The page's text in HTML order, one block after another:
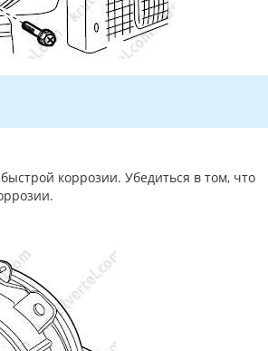
коррозии. Убедиться в том, что